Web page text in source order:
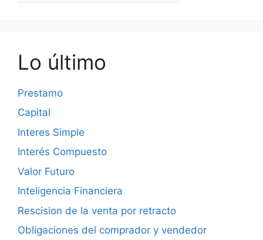
Lo último
Prestamo
Capital
Interes Simple
Interés Compuesto
Valor Futuro
Inteligencia Financiera
Rescision de la venta por retracto
Obligaciones del comprador y vendedor